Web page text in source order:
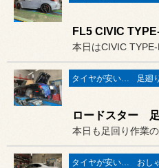
FL5 CIVIC
タイヤが安い(^^♪
ロードスター 足
タイヤが安い(^^♪